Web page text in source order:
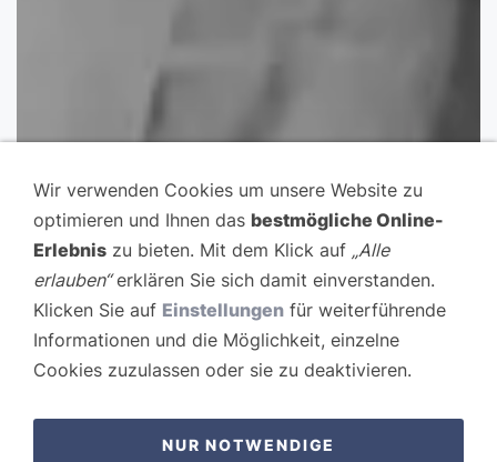
Wir verwenden Cookies um unsere Website zu
optimieren und Ihnen das bestmögliche Online-
Erlebnis zu bieten. Mit dem Klick auf „Alle
erlauben“erklären Sie sich damit einverstanden.
Klicken Sie auf Einstellungen für weiterführende
Informationen und die Möglichkeit, einzelne
Cookies zuzulassen oder sie zu deaktivieren.
NUR NOTWENDIGE